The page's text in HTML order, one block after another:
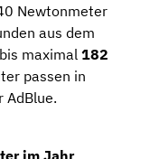
Newtonmeter
aus dem
maximal 182
passen in
AdBlue.
im Jahr